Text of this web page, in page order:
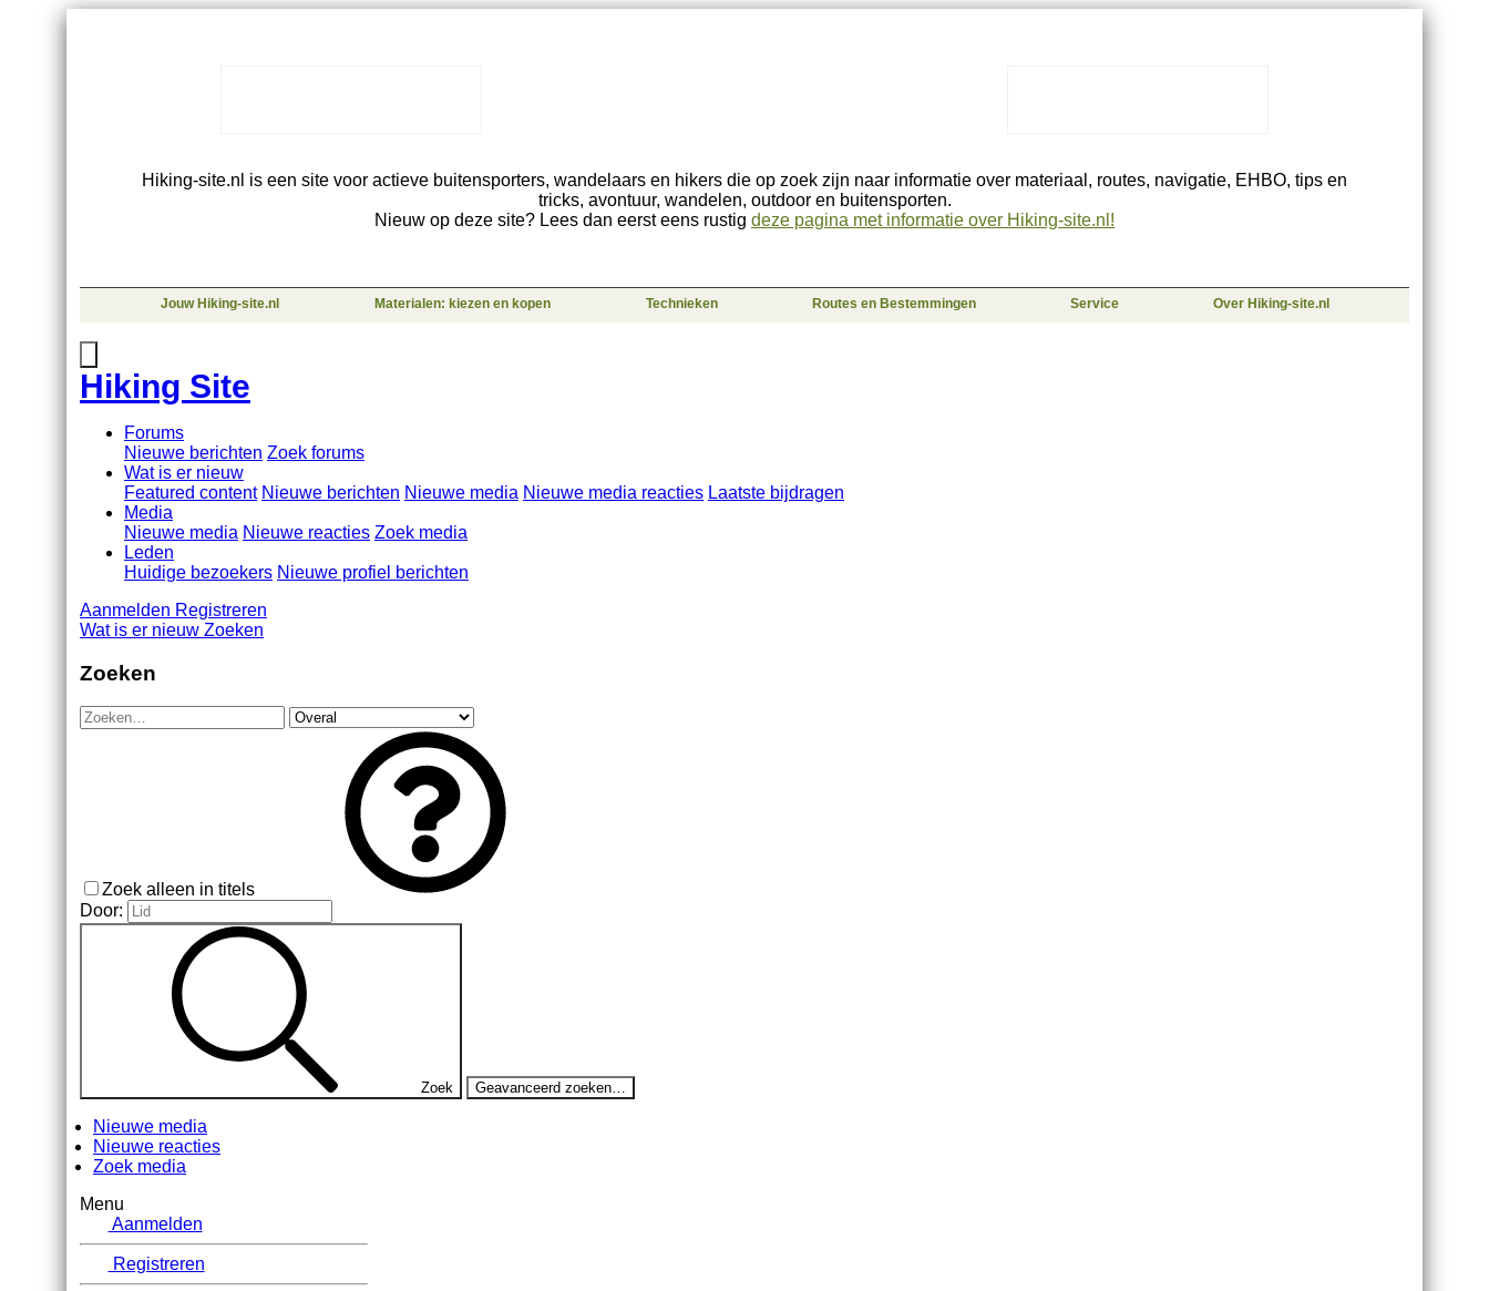
Hiking-site.nl is een site voor actieve buitensporters, wandelaars en hikers die op zoek zijn naar informatie over materiaal, routes, navigatie, EHBO, tips en
tricks, avontuur, wandelen, outdoor en buitensporten.
Nieuw op deze site? Lees dan eerst eens rustig deze pagina met informatie over Hiking-site.nl!
Jouw Hiking-site.nl Materialen: kiezen en kopen Technieken Routes en Bestemmingen Service Over Hiking-site.nl
Hiking Site
Forums
Nieuwe berichten Zoek forums
Wat is er nieuw
Featured content Nieuwe berichten Nieuwe media Nieuwe media reacties Laatste bijdragen
Media
Nieuwe media Nieuwe reacties Zoek media
Leden
Huidige bezoekers Nieuwe profiel berichten
Aanmelden Registreren
Wat is er nieuw Zoeken
Zoeken
Zoek alleen in titels
Door:
Zoek Geavanceerd zoeken…
Nieuwe media
Nieuwe reacties
Zoek media
Menu
Aanmelden
Registreren